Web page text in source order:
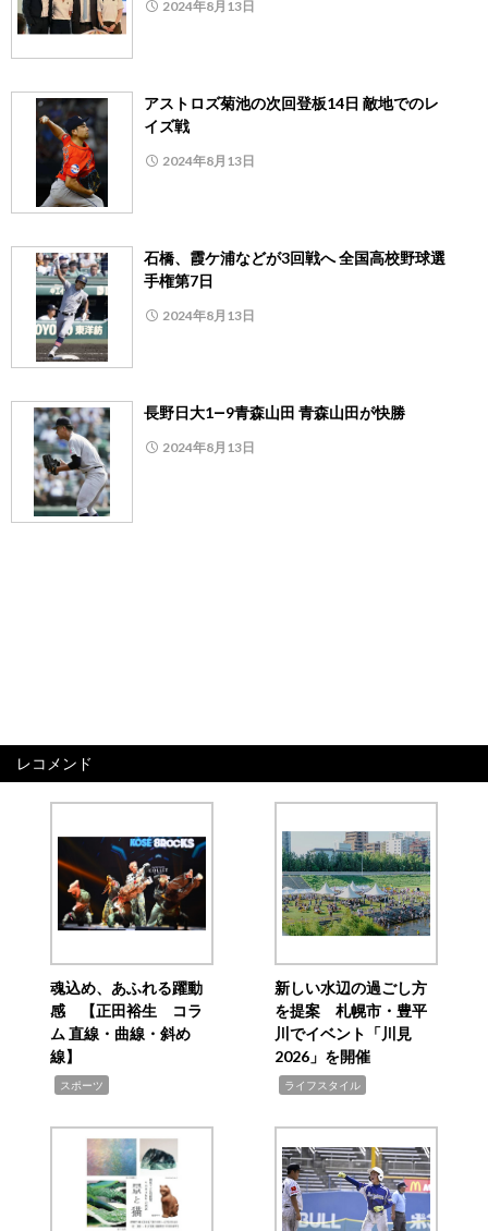
2024年8月13日
アストロズ菊池の次回登板14日 敵地でのレ
イズ戦
2024年8月13日
石橋、霞ケ浦などが3回戦へ 全国高校野球選
手権第7日
2024年8月13日
長野日大1―9青森山田 青森山田が快勝
2024年8月13日
レコメンド
魂込め、あふれる躍動
感 【正田裕生 コラ
ム 直線・曲線・斜め
線】
スポーツ
新しい水辺の過ごし方
を提案 札幌市・豊平
川でイベント「川見
2026」を開催
ライフスタイル